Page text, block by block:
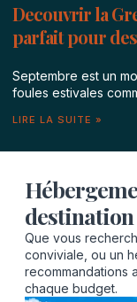
Decouvrir la
parfait pour
Septembre est un
foules estivales
LIRE LA SUITE »
destination
Que vous
conviviale, ou un
recommandations
chaque budget.